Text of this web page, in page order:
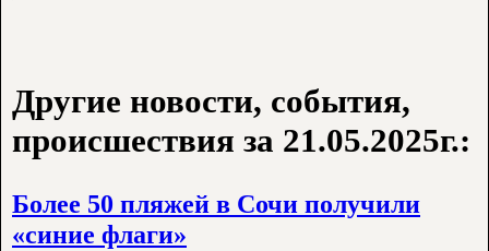
Другие новости, события,
происшествия за 21.05.2025г.:
Более 50 пляжей в Сочи получили
«синие флаги»